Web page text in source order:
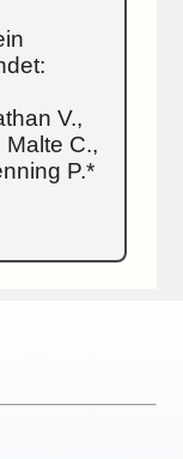
V.,
Malte C.,
P.*